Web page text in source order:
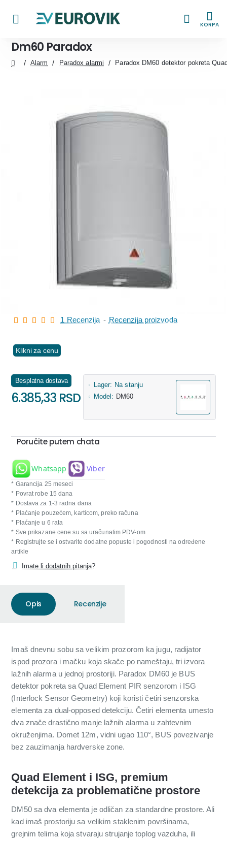
KORPA
Dm60 Paradox
Alarm Paradox alarmi Paradox DM60 detektor pokreta
Klikni za cenu
1 Recenzija - Recenzija proizvoda
Besplatna dostava
6.385,33 RSD
Lager: Na stanju
Model: DM60
Poručite putem chata
Whatsapp Viber
* Garancija 25 meseci
* Povrat robe 15 dana
* Dostava za 1-3 radna dana
* Plaćanje pouzećem, karticom, preko računa
* Plaćanje u 6 rata
* Sve prikazane cene su sa uračunatim PDV-om
* Registrujte se i ostvarite dodatne popuste i pogodnosti na određene
artikle
Imate li dodatnih pitanja?
Opis Recenzije
Imaš dnevnu sobu sa velikim prozorom ka jugu, radijator
ispod prozora i mačku koja skače po nameštaju, tri izvora
lažnih alarma u jednoj prostoriji. Paradox DM60 je BUS
detektor pokreta sa Quad Element PIR senzorom i ISG
(Interlock Sensor Geometry) koji koristi četiri senzorska
elementa za dual-opposed detekciju. Četiri elementa umesto
dva znače drastično manje lažnih alarma u zahtevnim
okruženjima. Domet 12m, vidni ugao 110°, BUS povezivanje
bez zauzimanja hardverske zone.
Quad Element i ISG, premium
detekcija za problematične prostore
DM50 sa dva elementa je odličan za standardne prostore. Ali
kad imaš prostoriju sa velikim staklenim površinama,
grejnim telima koja stvaraju strujanje toplog vazduha, ili